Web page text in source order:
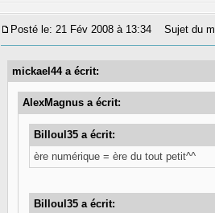
Posté le: 21 Fév 2008 à 13:34 Sujet du
mickael44 a écrit:
AlexMagnus a écrit:
Billoul35 a écrit:
ère numérique = ère du tout petit^^
Billoul35 a écrit: